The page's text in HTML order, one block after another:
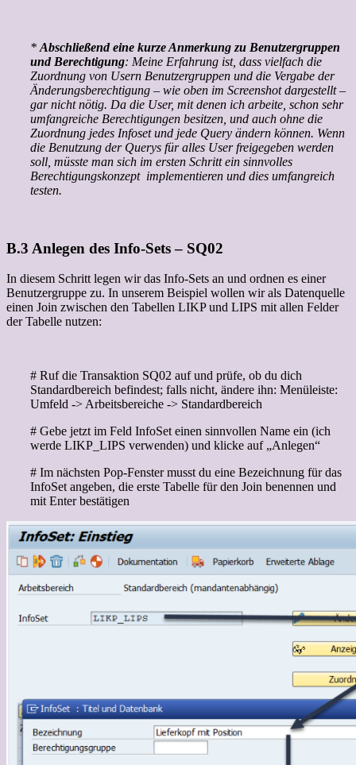
* Abschließend eine kurze Anmerkung zu Benutzergruppen
und Berechtigung: Meine Erfahrung ist, dass vielfach die
Zuordnung von Usern Benutzergruppen und die Vergabe der
Änderungsberechtigung – wie oben im Screenshot dargestellt –
gar nicht nötig. Da die User, mit denen ich arbeite, schon sehr
umfangreiche Berechtigungen besitzen, und auch ohne die
Zuordnung jedes Infoset und jede Query ändern können. Wenn
die Benutzung der Querys für alles User freigegeben werden
soll, müsste man sich im ersten Schritt ein sinnvolles
Berechtigungskonzept implementieren und dies umfangreich
testen.
B.3 Anlegen des Info-Sets – SQ02
In diesem Schritt legen wir das Info-Sets an und ordnen es einer
Benutzergruppe zu. In unserem Beispiel wollen wir als Datenquelle
einen Join zwischen den Tabellen LIKP und LIPS mit allen Felder
der Tabelle nutzen:
# Ruf die Transaktion SQ02 auf und prüfe, ob du dich
Standardbereich befindest; falls nicht, ändere ihn: Menüleiste:
Umfeld -> Arbeitsbereiche -> Standardbereich
# Gebe jetzt im Feld InfoSet einen sinnvollen Name ein (ich
werde LIKP_LIPS verwenden) und klicke auf „Anlegen“
# Im nächsten Pop-Fenster musst du eine Bezeichnung für das
InfoSet angeben, die erste Tabelle für den Join benennen und
mit Enter bestätigen